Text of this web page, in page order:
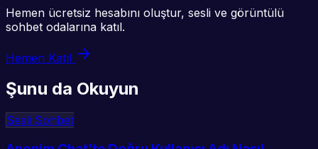
Hemen ücretsiz hesabını oluştur, sesli ve görüntülü
sohbet odalarına katıl.
Hemen Katıl
Şunu da Okuyun
Sesli Sohbet